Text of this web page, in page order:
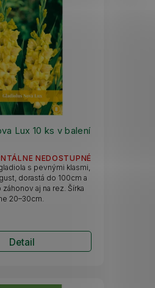
Lux 10 ks v balení
NEDOSTUPNÉ
Detail
s pevnými klasmi,
dorastá do 100cm a
aj na rez. Šírka
20–30cm.